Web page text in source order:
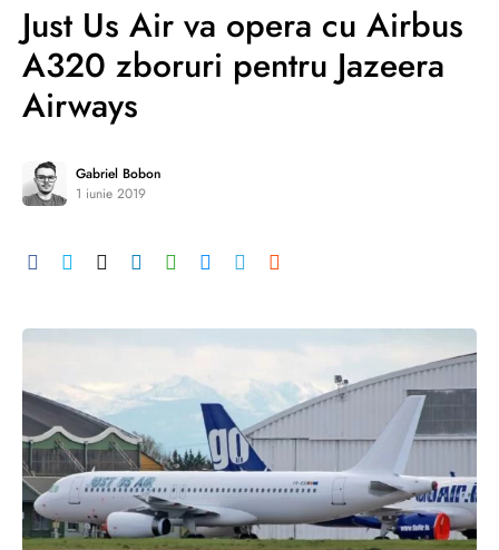
Just Us Air va opera cu Airbus
A320 zboruri pentru Jazeera
Airways
Gabriel Bobon
1 iunie 2019